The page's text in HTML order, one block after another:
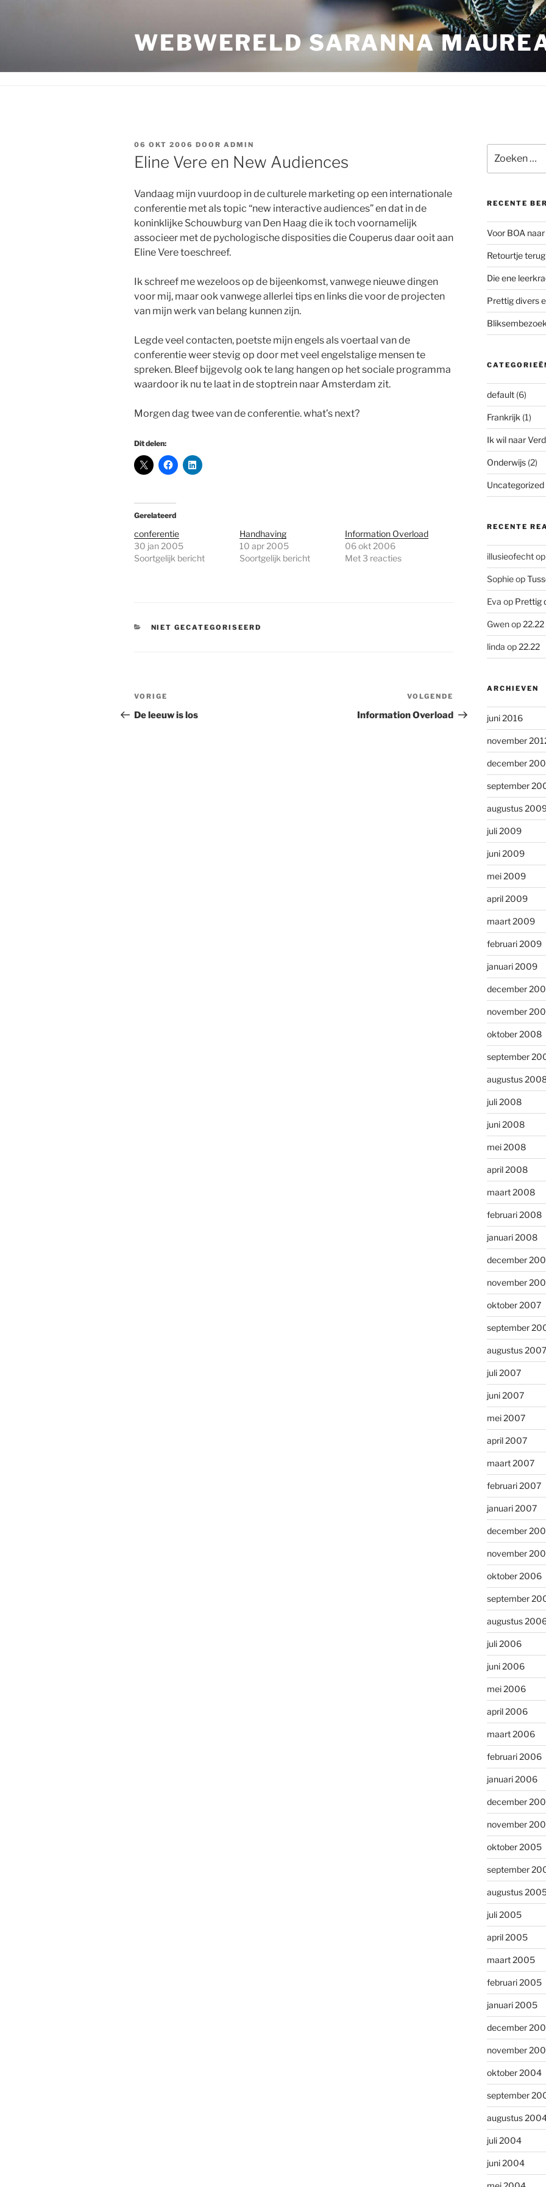
WEBWERELD SARANNA
GEPLAATST
OP
06 OKT 2006 DOOR ADMIN
Eline Vere en New Audiences
Vandaag mijn vuurdoop in de culturele marketing op een internationale
conferentie met als topic “new interactive audiences” en dat in de
koninklijke Schouwburg van Den Haag die ik toch voornamelijk
associeer met de pychologische disposities die Couperus daar ooit aan
Eline Vere toeschreef.
Ik schreef me wezeloos op de bijeenkomst, vanwege nieuwe dingen
voor mij, maar ook vanwege allerlei tips en links die voor de projecten
van mijn werk van belang kunnen zijn.
Legde veel contacten, poetste mijn engels als voertaal van de
conferentie weer stevig op door met veel engelstalige mensen te
spreken. Bleef bijgevolg ook te lang hangen op het sociale programma
waardoor ik nu te laat in de stoptrein naar Amsterdam zit.
Morgen dag twee van de conferentie. what’s next?
Dit delen:
Gerelateerd
conferentie
30 jan 2005
Soortgelijk bericht
Handhaving
10 apr 2005
Soortgelijk bericht
Information Overload
06 okt 2006
Met 3 reacties
CATEGORIEËN
NIET GECATEGORISEERD
Bericht
navigatie
Vorig
bericht
VORIGE
De leeuw is los
bericht
VOLGENDE
Information Overload
naar:
RECENTE
Voor BOA
Retourtje
Die ene
Prettig divers
default(6)
Frankrijk (1)
Ik wil naar
Onderwijs(2)
Uncategorized
RECENTE
illusieofechtop
Sophieop
Eva op Prettig
Gwenop22.22
linda op22.22
ARCHIEVEN
juni 2016
november
december
september
augustus
juli 2009
juni 2009
mei 2009
april 2009
maart 2009
februari 2009
januari 2009
december
november
oktober 2008
september
augustus
juli 2008
juni 2008
mei 2008
april 2008
maart 2008
februari 2008
januari 2008
december
november
oktober 2007
september
augustus 2007
juli 2007
juni 2007
mei 2007
april 2007
maart 2007
februari 2007
januari 2007
december
november
oktober 2006
september
augustus
juli 2006
juni 2006
mei 2006
april 2006
maart 2006
februari 2006
januari 2006
december
november
oktober 2005
september
augustus
juli 2005
april 2005
maart 2005
februari 2005
januari 2005
december
november
oktober 2004
september
augustus
juli 2004
juni 2004